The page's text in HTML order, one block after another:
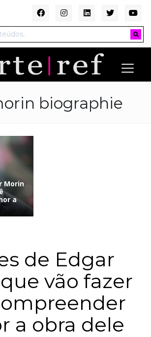
biographie
Morin
a
de Edgar
vão fazer
a obra dele